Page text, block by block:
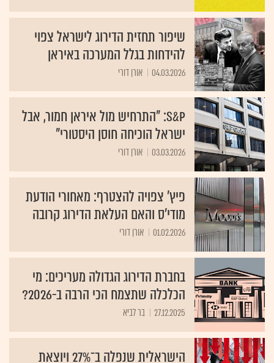
שיפור תחזית הדירוג לישראל צפוי
להידחות בגלל המערכה באיראן
04.03.2026 אורן דורי
S&P: "התרחיש מול איראן חמור, אבל
ישראל הוכיחה חוסן היסטורי"
03.03.2026 אורן דורי
פיץ' צפויה להצטרף: מאחורי הודעת
מודי'ס והאם העלאת הדירוג קרובה
01.02.2026 אורן דורי
בחברת הדירוג הגדולה מעריכים: מי
הכלכלה שתצמח הכי הרבה ב-2026?
27.12.2025 בר לביא
הישראלית שנפלה ב־27% ויוצאת